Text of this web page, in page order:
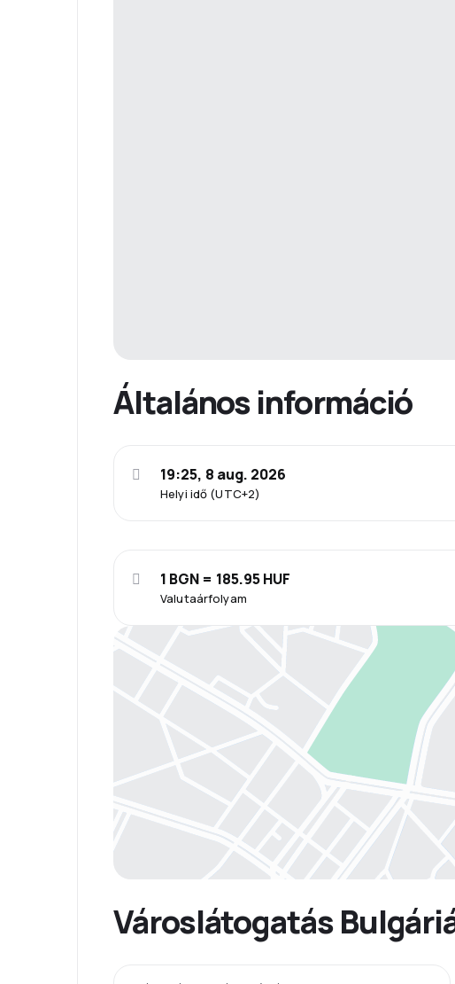
Általános információ
Helyi idő (UTC+2)
19:25, 8 aug. 2026
Valutaárfolyam
1 BGN = 185.95 HUF
Városlátogatás